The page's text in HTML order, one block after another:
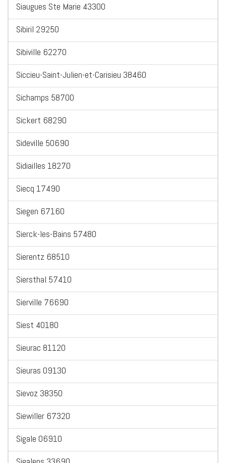
Siaugues Ste Marie 43300
Sibiril 29250
Sibiville 62270
Siccieu-Saint-Julien-et-Carisieu 38460
Sichamps 58700
Sickert 68290
Sideville 50690
Sidiailles 18270
Siecq 17490
Siegen 67160
Sierck-les-Bains 57480
Sierentz 68510
Siersthal 57410
Sierville 76690
Siest 40180
Sieurac 81120
Sieuras 09130
Sievoz 38350
Siewiller 67320
Sigale 06910